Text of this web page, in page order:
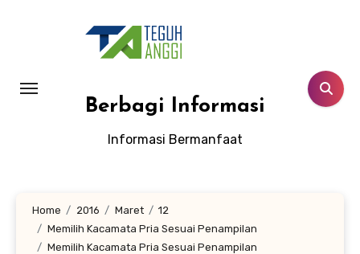
Berbagi Informasi
Informasi Bermanfaat
Home 2016 Maret
12
Memilih Kacamata Pria Sesuai Penampilan
Memilih Kacamata Pria Sesuai Penampilan